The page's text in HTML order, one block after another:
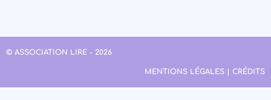
© ASSOCIATION LIRE - 2026
MENTIONS LÉGALES | CRÉDITS